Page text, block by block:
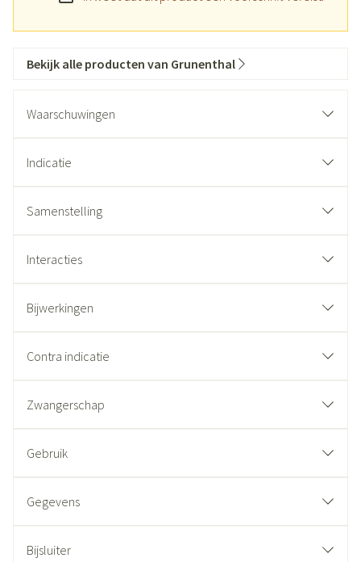
Bekijk alle producten van Grunenthal
Waarschuwingen
Indicatie
Samenstelling
Interacties
Bijwerkingen
Contra indicatie
Zwangerschap
Gebruik
Gegevens
Bijsluiter